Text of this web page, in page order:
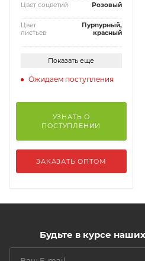
Цвет соцветий Розовый
Цвет
листьев
Пурпурный,
красный
Показать еще
Ожидаем поступления
УЗНАТЬ О
ПОСТУПЛЕНИИ
ЗАКАЗАТЬ ОПТОМ
Будьте в курсе